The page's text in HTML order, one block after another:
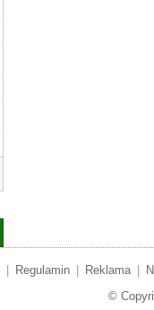
Regulamin Reklama
©